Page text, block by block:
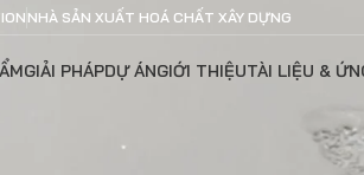
NHÀ SẢN XUẤT HOÁ CHẤT XÂY DỰNG
GIẢI PHÁPDỰ ÁNGIỚI THIỆUTÀI LIỆU &